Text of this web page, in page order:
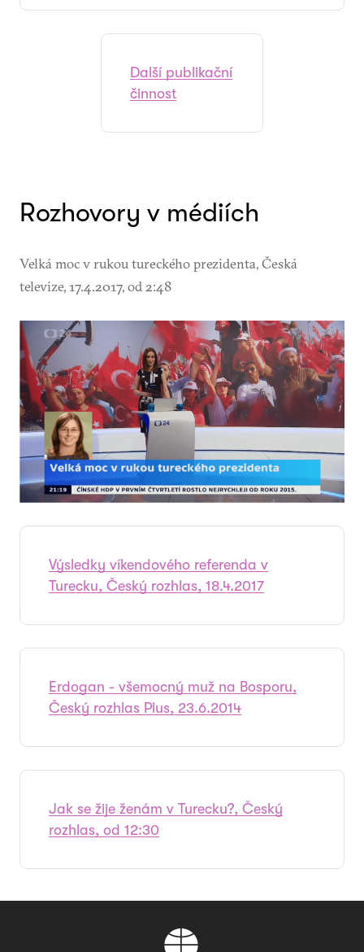
Další publikační
činnost
Rozhovory v médiích
Velká moc v rukou tureckého prezidenta, Česká
televize, 17.4.2017, od 2:48
Výsledky víkendového referenda v
Turecku, Český rozhlas, 18.4.2017
Erdogan - všemocný muž na Bosporu,
Český rozhlas Plus, 23.6.2014
Jak se žije ženám v Turecku?, Český
rozhlas, od 12:30